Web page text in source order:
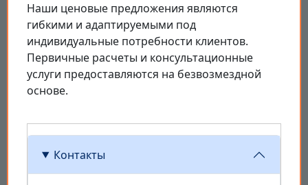
Наши ценовые предложения являются
гибкими и адаптируемыми под
индивидуальные потребности клиентов.
Первичные расчеты и консультационные
услуги предоставляются на безвозмездной
основе.
Контакты